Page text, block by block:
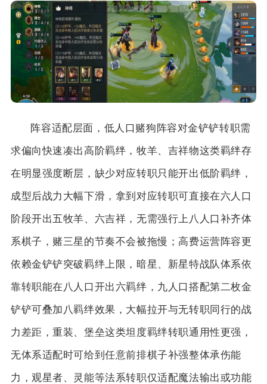
阵容适配层面，低人口赌狗阵容对金铲铲转职需
求偏向快速凑出高阶羁绊，牧羊、吉祥物这类羁绊存
在明显强度断层，缺少对应转职只能开出低阶羁绊，
成型后战力大幅下滑，拿到对应转职可直接在六人口
阶段开出五牧羊、六吉祥，无需强行上八人口补齐体
系棋子，赌三星的节奏不会被拖慢；高费运营阵容更
依赖金铲铲突破羁绊上限，暗星、新星特战队体系依
靠转职能在八人口开出六羁绊，九人口搭配第二枚金
铲铲可叠加八羁绊效果，大幅拉开与无转职同行的战
力差距，重装、堡垒这类坦度羁绊转职通用性更强，
无体系适配时可给到任意前排棋子补强整体承伤能
力，观星者、灵能等法系转职仅适配魔法输出或功能